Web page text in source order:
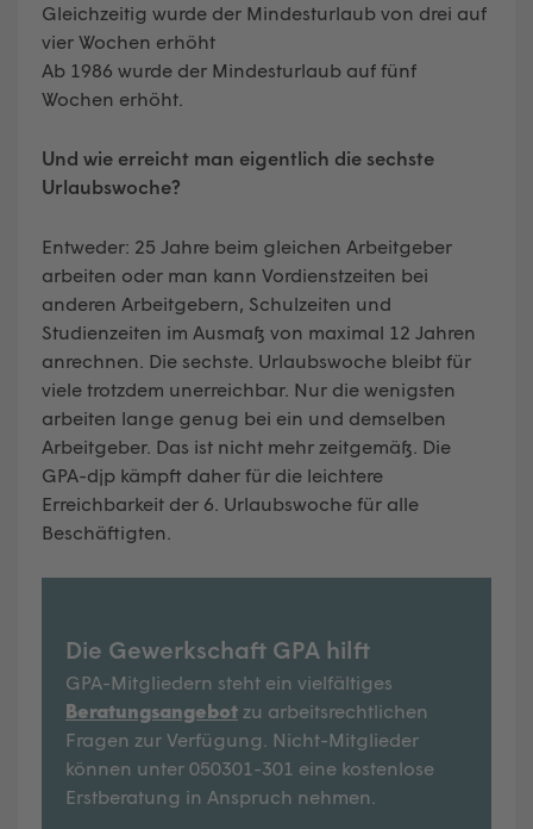
Gleichzeitig wurde der Mindesturlaub von drei auf
vier Wochen erhöht
Ab 1986 wurde der Mindesturlaub auf fünf
Wochen erhöht.
Und wie erreicht man eigentlich die sechste
Urlaubswoche?
Entweder: 25 Jahre beim gleichen Arbeitgeber
arbeiten oder man kann Vordienstzeiten bei
anderen Arbeitgebern, Schulzeiten und
Studienzeiten im Ausmaß von maximal 12 Jahren
anrechnen. Die sechste. Urlaubswoche bleibt für
viele trotzdem unerreichbar. Nur die wenigsten
arbeiten lange genug bei ein und demselben
Arbeitgeber. Das ist nicht mehr zeitgemäß. Die
GPA-djp kämpft daher für die leichtere
Erreichbarkeit der 6. Urlaubswoche für alle
Beschäftigten.
Die Gewerkschaft GPA hilft
GPA-Mitgliedern steht ein vielfältiges
Beratungsangebot zu arbeitsrechtlichen
Fragen zur Verfügung. Nicht-Mitglieder
können unter 050301-301 eine kostenlose
Erstberatung in Anspruch nehmen.